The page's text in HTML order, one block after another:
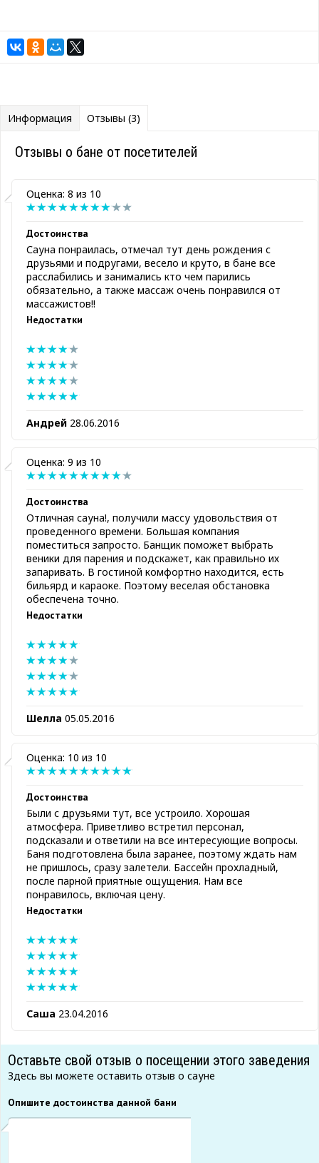
Информация Отзывы (3)
Отзывы о бане от посетителей
Оценка: 8 из 10
Достоинства
Сауна понраилась, отмечал тут день рождения с
друзьями и подругами, весело и круто, в бане все
расслабились и занимались кто чем парились
обязательно, а также массаж очень понравился от
массажистов!!
Недостатки
Андрей 28.06.2016
Оценка: 9 из 10
Достоинства
Отличная сауна!, получили массу удовольствия от
проведенного времени. Большая компания
поместиться запросто. Банщик поможет выбрать
веники для парения и подскажет, как правильно их
запаривать. В гостиной комфортно находится, есть
бильярд и караоке. Поэтому веселая обстановка
обеспечена точно.
Недостатки
Шелла 05.05.2016
Оценка: 10 из 10
Достоинства
Были с друзьями тут, все устроило. Хорошая
атмосфера. Приветливо встретил персонал,
подсказали и ответили на все интересующие вопросы.
Баня подготовлена была заранее, поэтому ждать нам
не пришлось, сразу залетели. Бассейн прохладный,
после парной приятные ощущения. Нам все
понравилось, включая цену.
Недостатки
Саша 23.04.2016
Оставьте свой отзыв о посещении этого заведения
Здесь вы можете оставить отзыв о сауне
Опишите достоинства данной бани